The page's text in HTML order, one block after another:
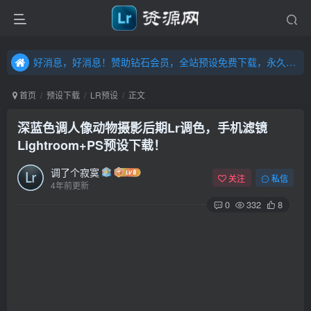
好消息，好消息！赞助钻石会员，全站预设免费下载，永久钻石会员，”送“万元超值资源，内容丰富，容量高达20T，不断更新！点击进入……
好消息，好消息！赞助钻石会员，全站预设免费下载，永久钻石会员，”送“万元超值资源，内容丰富，容量高达20T，不断更新！点击进入……
首页 预设下载 LR预设 正文
深蓝色调人像动物摄影后期Lr调色，手机滤镜
Lightroom+PS预设下载！
调了个寂寞
4年前更新
关注 私信
0 332 8